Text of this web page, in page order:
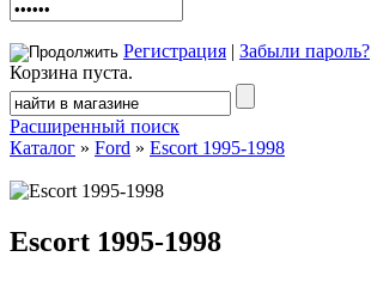
Регистрация | Забыли пароль?
Корзина пуста.
Расширенный поиск
Каталог » Ford » Escort 1995-1998
Escort 1995-1998